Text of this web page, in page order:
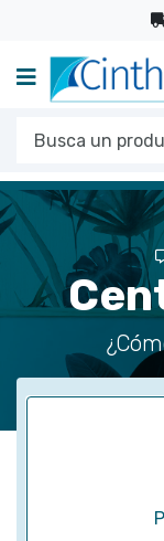
Busca un